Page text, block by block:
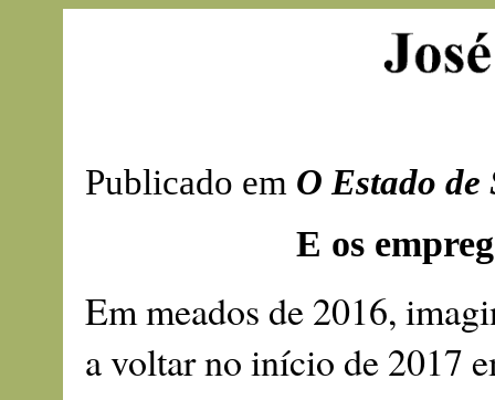
Publicado em O Estado de
E os
Em meados de 2016,
a voltar no início de 2017